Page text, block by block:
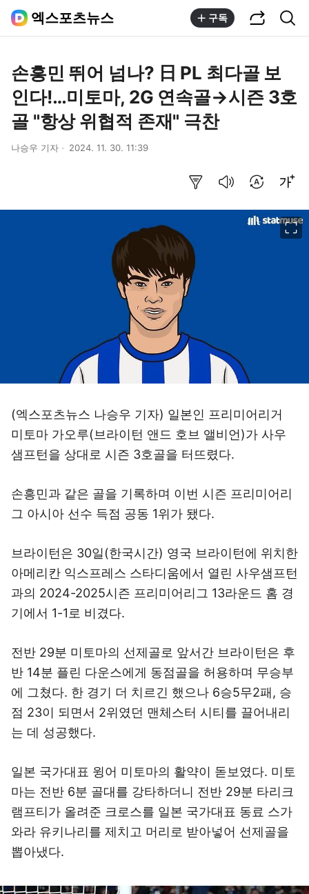
엑스포츠뉴스 구독
손흥민 뛰어 넘나? 日 PL 최다골 보
인다!…미토마, 2G 연속골→시즌 3호
골 "항상 위협적 존재" 극찬
나승우 기자 2024. 11. 30. 11:39
(엑스포츠뉴스 나승우 기자) 일본인 프리미어리거
미토마 가오루(브라이턴 앤드 호브 앨비언)가 사우
샘프턴을 상대로 시즌 3호골을 터뜨렸다.
손흥민과 같은 골을 기록하며 이번 시즌 프리미어리
그 아시아 선수 득점 공동 1위가 됐다.
브라이턴은 30일(한국시간) 영국 브라이턴에 위치한
아메리칸 익스프레스 스타디움에서 열린 사우샘프턴
과의 2024-2025시즌 프리미어리그 13라운드 홈 경
기에서 1-1로 비겼다.
전반 29분 미토마의 선제골로 앞서간 브라이턴은 후
반 14분 플린 다운스에게 동점골을 허용하며 무승부
에 그쳤다. 한 경기 더 치르긴 했으나 6승5무2패, 승
점 23이 되면서 2위였던 맨체스터 시티를 끌어내리
는 데 성공했다.
일본 국가대표 윙어 미토마의 활약이 돋보였다. 미토
마는 전반 6분 골대를 강타하더니 전반 29분 타리크
램프티가 올려준 크로스를 일본 국가대표 동료 스가
와라 유키나리를 제치고 머리로 받아넣어 선제골을
뽑아냈다.